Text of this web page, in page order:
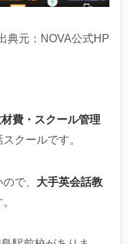
典元：NOVA公式HP
材費・スクール管理
クールです。
で、 大手英会話教